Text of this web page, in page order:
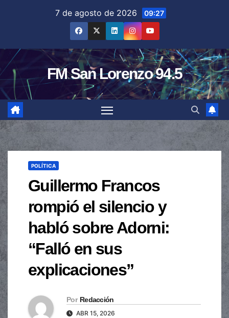
7 de agosto de 2026 09:27
FM San Lorenzo 94.5
POLÍTICA
Guillermo Francos
rompió el silencio y
habló sobre Adorni:
“Falló en sus
explicaciones”
Por Redacción
ABR 15, 2026